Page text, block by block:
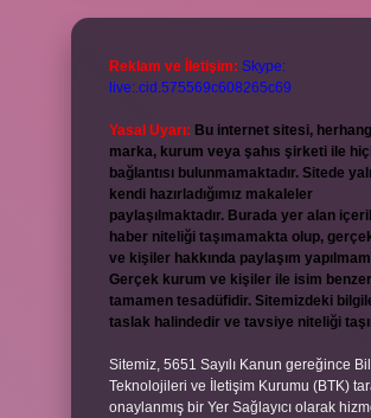
Reklam ve İletişim: Skype:
live:.cid.575569c608265c69
Yasal Uyarı: Bu internet sitesi,
marka, kurum veya şahıs şirketi ile
bağlantısı bulunmamaktadır. Sitede
kendi hazırladığımız makaleler
paylaşılmaktadır. Burada yer alan
haber niteliği taşımamakta olup,
ve kişiler hakkında paylaşım
Gerçek kurum ve kişiler ile isim
tamamen tesadüfidir. Sitemizdeki
taslak halindedir ve tavsiye niteliği
Sitemiz, 5651 Sayılı Kanun gereğince
Teknolojileri ve İletişim Kurumu (BTK)
onaylanmış bir Yer Sağlayıcı olarak